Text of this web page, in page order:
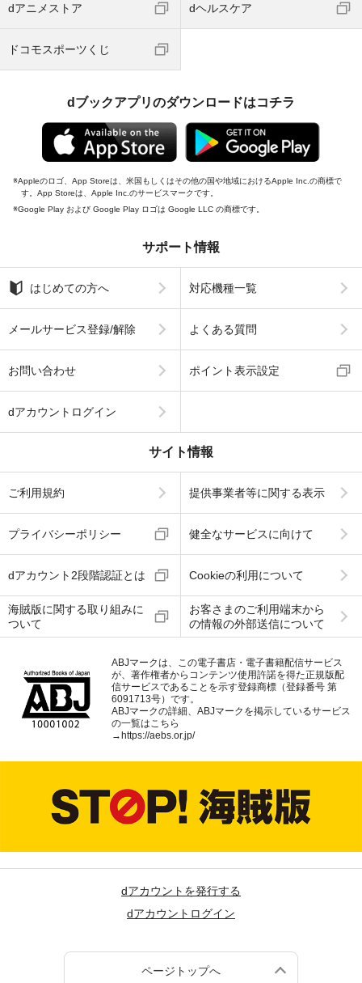
dアニメストア dヘルスケア
ドコモスポーツくじ
dブックアプリのダウンロードはコチラ
Appleのロゴ、App Storeは、米国もしくはその他の国や地域におけるApple Inc.の商標で
す。App Storeは、Apple Inc.のサービスマークです。
Google Play および Google Play ロゴは Google LLC の商標です。
サポート情報
はじめての方へ 対応機種一覧
メールサービス登録/解除 よくある質問
お問い合わせ ポイント表示設定
dアカウントログイン
サイト情報
ご利用規約 提供事業者等に関する表示
プライバシーポリシー 健全なサービスに向けて
dアカウント2段階認証とは Cookieの利用について
海賊版に関する取り組みに
ついて
お客さまのご利用端末から
の情報の外部送信について
ABJマークは、この電子書店・電子書籍配信サービス
が、著作権者からコンテンツ使用許諾を得た正規版配
信サービスであることを示す登録商標（登録番号 第
6091713号）です。
ABJマークの詳細、ABJマークを掲示しているサービス
の一覧はこちら
→https://aebs.or.jp/
dアカウントを発行する
dアカウントログイン
ページトップへ